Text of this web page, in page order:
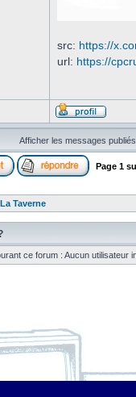
src: https://
url: https://
Afficher les messages
Page 1
La Taverne
ce forum : Aucun utilisateur